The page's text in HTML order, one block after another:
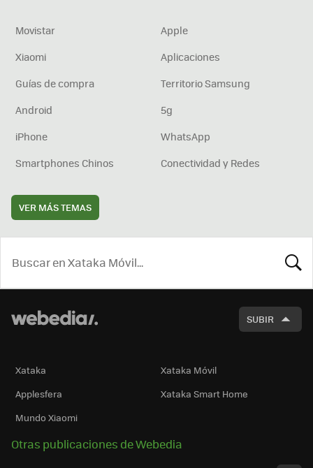
Movistar
Apple
Xiaomi
Aplicaciones
Guías de compra
Territorio Samsung
Android
5g
iPhone
WhatsApp
Smartphones Chinos
Conectividad y Redes
VER MÁS TEMAS
SUBIR
Xataka
Xataka Móvil
Applesfera
Xataka Smart Home
Mundo Xiaomi
Otras publicaciones de Webedia